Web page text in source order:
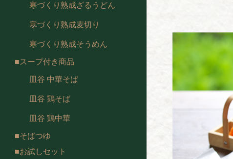
寒づくり熟成ざるうどん
寒づくり熟成麦切り
寒づくり熟成そうめん
スープ付き商品
皿谷 中華そば
皿谷 鶏そば
皿谷 鶏中華
そばつゆ
お試しセット